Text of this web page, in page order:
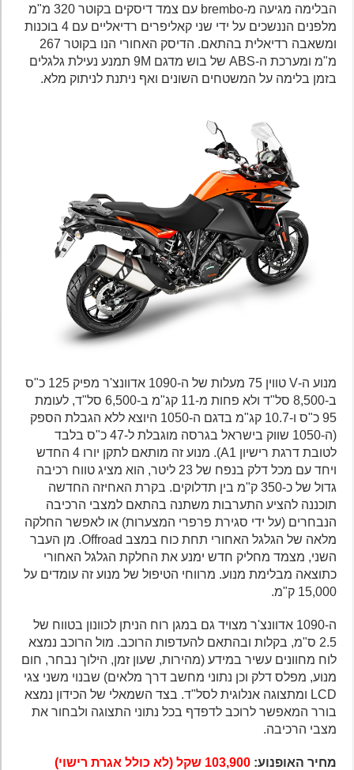
הבלימה מגיעה מ-brembo עם צמד דיסקים בקוטר 320 מ"מ
מלפנים הננשכים על ידי שני קאליפרים רדיאליים עם 4 בוכנות
ומשאבה רדיאלית בהתאם. הדיסק האחורי הנו בקוטר 267
מ"מ ומערכת ה-ABS של בוש מדגם 9M תמנע נעילת גלגלים
בזמן בלימה על המשטחים השונים ואף ניתנת לניתוק מלא.
מנוע ה-V טווין 75 מעלות של ה-1090 אדוונצ'ר מפיק 125 כ"ס
ב-8,500 סל"ד ולא פחות מ-11 קג"מ ב-6,500 סל"ד, לעומת
95 כ"ס ו-10.7 קג"מ בדגם ה-1050 היוצא ללא הגבלת הספק
(ה-1050 שווק בישראל בגרסה מוגבלת ל-47 כ"ס בלבד
לטובת דרגת רישיון A1). מנוע זה מותאם לתקן יורו 4 החדש
ויחד עם מכל דלק בנפח של 23 ליטר, הוא מציג טווח רכיבה
גדול של כ-350 ק"מ בין תדלוקים. בקרת האחיזה החדשה
תוכננה להציע התערבות משתנה בהתאם למצבי הרכיבה
הנבחרים (על ידי סגירת פרפרי המצערות) או לאפשר החלקה
מלאה של הגלגל האחורי תחת כוח במצב Offroad. מן העבר
השני, מצמד מחליק חדש ימנע את החלקת הגלגל האחורי
כתוצאה מבלימת מנוע. מרווחי הטיפול של מנוע זה עומדים על
15,000 ק"מ.
ה-1090 אדוונצ'ר מצויד גם במגן רוח הניתן לכוונון בטווח של
2.5 ס"מ, בקלות ובהתאם להעדפות הרוכב. מול הרוכב נמצא
לוח מחוונים עשיר במידע (מהירות, שעון זמן, הילוך נבחר, חום
מנוע, מפלס דלק וכן נתוני מחשב דרך מלאים) שבנוי משני צגי
LCD ומתצוגה אנלוגית לסל"ד. בצד השמאלי של הכידון נמצא
בורר המאפשר לרוכב לדפדף בכל נתוני התצוגה ולבחור את
מצבי הרכיבה.
מחיר האופנוע:103,900 שקל (לא כולל אגרת רישוי)